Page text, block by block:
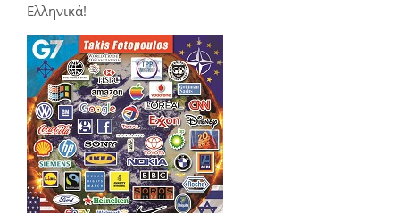
Ελληνικά!